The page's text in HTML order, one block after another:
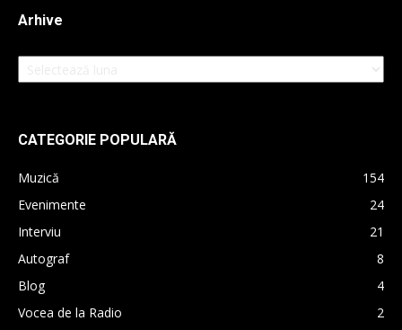
Arhive
Arhive
CATEGORIE POPULARĂ
Muzică
154
Evenimente
24
Interviu
21
Autograf
8
Blog
4
Vocea de la Radio
2